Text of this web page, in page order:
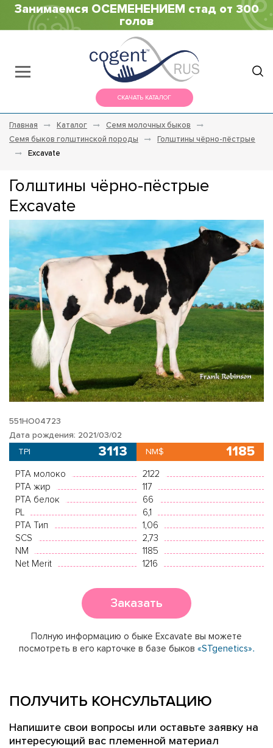
Занимаемся ОСЕМЕНЕНИЕМ стад от 300
голов
СКАЧАТЬ КАТАЛОГ
Главная Каталог
Семя молочных быков
Семя быков голштинской породы
Голштины чёрно-пёстрые
Excavate
Голштины чёрно-пёстрые
Excavate
551HO04723
Дата рождения: 2021/03/02
TPI
3113 NM$ 1185
PTA молоко
2122
PTA жир
117
PTA белок
66
PL
6,1
PTA Тип
1,06
SCS
2,73
NM
1185
Net Merit
1216
Заказать
Полную информацию о быке Excavate вы можете
посмотреть в его карточке в базе быков «STgenetics».
ПОЛУЧИТЬ КОНСУЛЬТАЦИЮ
Напишите свои вопросы или оставьте заявку на
интересующий вас племенной материал